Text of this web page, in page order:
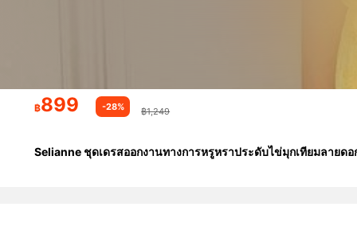
฿899 -28% ฿1,249
Selianne ชุดเดรสออกงานทางการหรูหราประดับไข่มุกเทียมลายด